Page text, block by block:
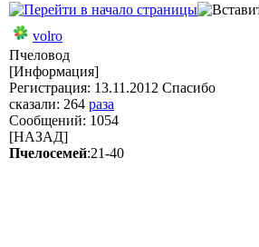
volro
Пчеловод
[Информация]
Регистрация: 13.11.2012 Спасибо
сказали: 264 раза
Сообщений: 1054
[НАЗАД]
Пчелосемей:21-40